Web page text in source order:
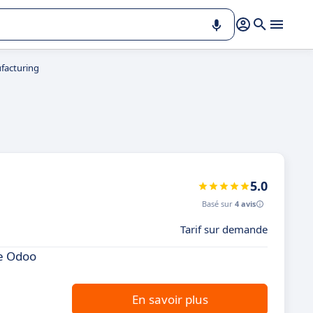
5.0
Basé sur 4 avis
Tarif sur demande
Odoo
En savoir plus